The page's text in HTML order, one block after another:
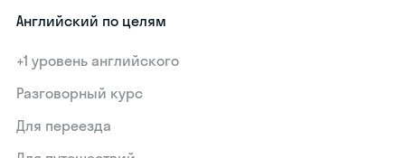
Английский по целям
+1 уровень английского
Разговорный курс
Для переезда